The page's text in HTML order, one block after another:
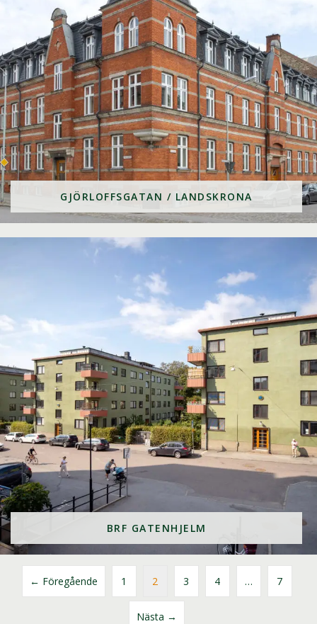
GJÖRLOFFSGATAN / LANDSKRONA
BRF GATENHJELM
← Föregående 1 2 3 4 … 7
Nästa →